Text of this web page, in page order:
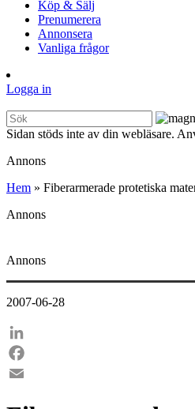
Köp & Sälj
Prenumerera
Annonsera
Vanliga frågor
Logga in
Sidan stöds inte av din webläsare.
Annons
Hem » Fiberarmerade protetiska
Annons
Annons
2007-06-28
LinkedIn
Facebook